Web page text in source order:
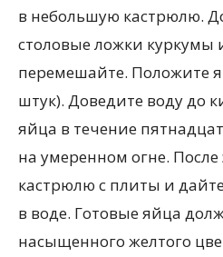
в небольшую кастрюлю.
столовые ложки куркумы
перемешайте. Положите
штук). Доведите воду до
яйца в течение
на умеренном огне. После
кастрюлю с плиты и
в воде. Готовые яйца
насыщенного желтого